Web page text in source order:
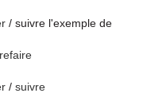
/ suivre l'exemple de
/ suivre